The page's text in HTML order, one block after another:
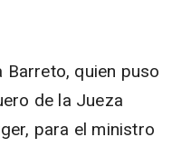
Barreto, quien puso
de la Jueza
para el ministro